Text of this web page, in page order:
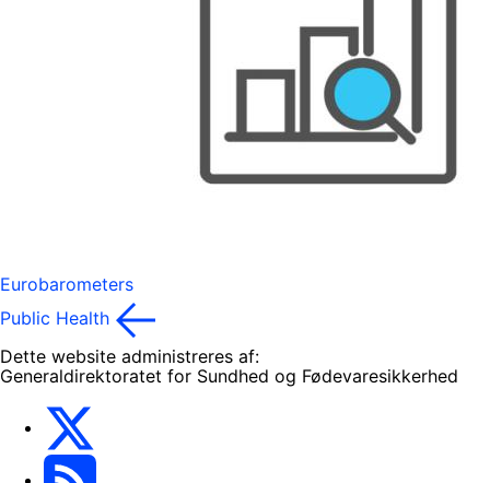
Eurobarometers
Public Health
Dette website administreres af:
Generaldirektoratet for Sundhed og Fødevaresikkerhed
Latest updates